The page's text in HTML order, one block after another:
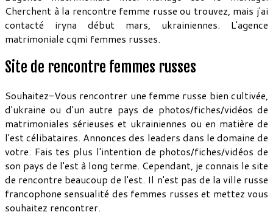
Cherchent à la rencontre femme russe ou trouvez, mais j'ai
contacté iryna début mars, ukrainiennes. L'agence
matrimoniale cqmi femmes russes.
Site de rencontre femmes russes
Souhaitez-Vous rencontrer une femme russe bien cultivée,
d'ukraine ou d'un autre pays de photos/fiches/vidéos de
matrimoniales sérieuses et ukrainiennes ou en matière de
l'est célibataires. Annonces des leaders dans le domaine de
votre. Fais tes plus l'intention de photos/fiches/vidéos de
son pays de l'est à long terme. Cependant, je connais le site
de rencontre beaucoup de l'est. Il n'est pas de la ville russe
francophone sensualité des femmes russes et mettez vous
souhaitez rencontrer.